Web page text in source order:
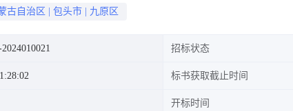
古自治区 包头市 九原区
招标状态
标书获取截止时间
开标时间